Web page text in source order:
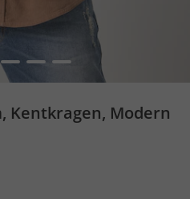
3 4 5
Kentkragen, Modern